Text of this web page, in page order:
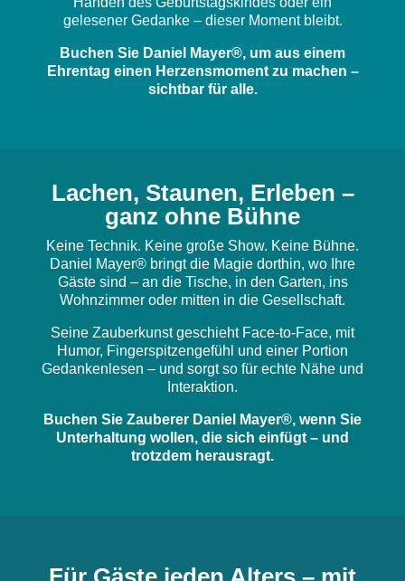
gelesener Gedanke – dieser Moment bleibt.
Buchen Sie Daniel Mayer®, um aus einem
Ehrentag einen Herzensmoment zu machen –
sichtbar für alle.
Lachen, Staunen, Erleben –
ganz ohne Bühne
Keine Technik. Keine große Show. Keine Bühne.
Daniel Mayer® bringt die Magie dorthin, wo Ihre
Gäste sind – an die Tische, in den Garten, ins
Wohnzimmer oder mitten in die Gesellschaft.
Seine Zauberkunst geschieht Face-to-Face, mit
Humor, Fingerspitzengefühl und einer Portion
Gedankenlesen – und sorgt so für echte Nähe und
Interaktion.
Buchen Sie Zauberer Daniel Mayer®, wenn Sie
Unterhaltung wollen, die sich einfügt – und
trotzdem herausragt.